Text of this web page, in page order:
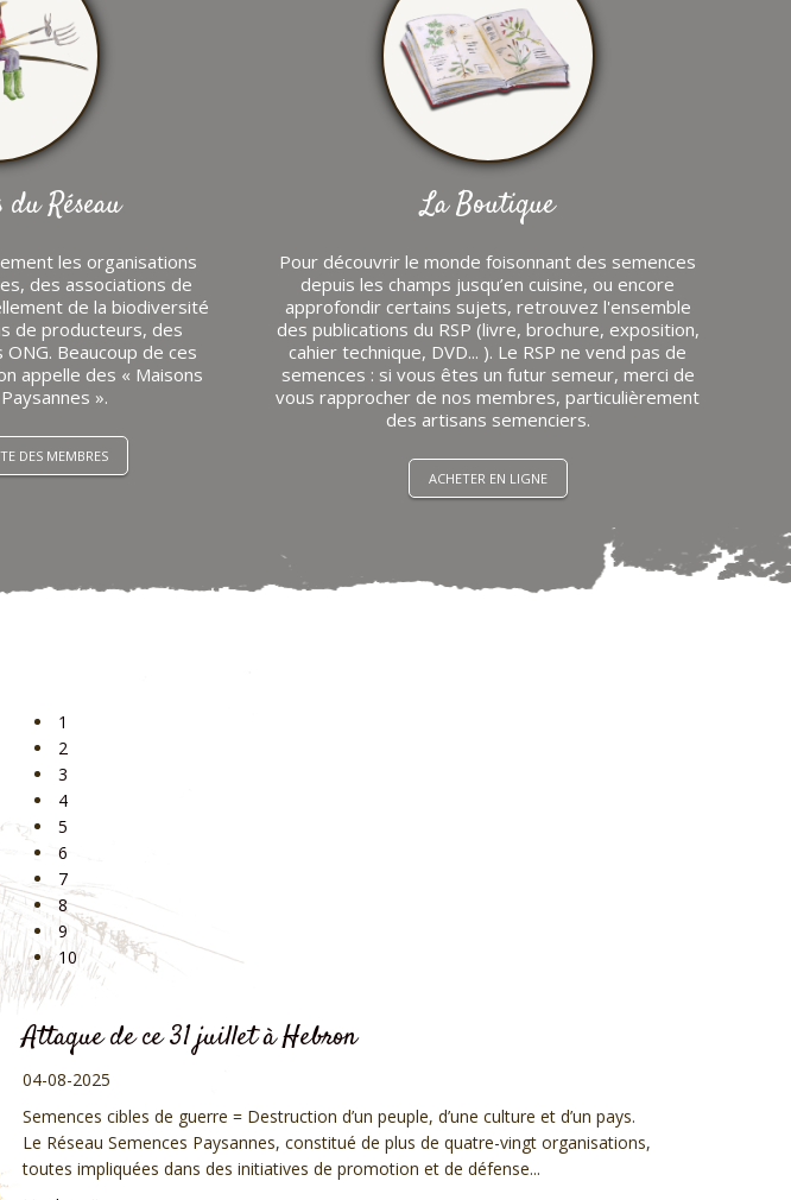
du Réseau
les organisations
des associations de
de la biodiversité
de producteurs, des
Beaucoup de ces
appelle des « Maisons
».
DES MEMBRES
La Boutique
Pour découvrir le monde foisonnant des semences
depuis les champs jusqu’en cuisine, ou encore
approfondir certains sujets, retrouvez l'ensemble
des publications du RSP (livre, brochure, exposition,
cahier technique, DVD... ). Le RSP ne vend pas de
semences : si vous êtes un futur semeur, merci de
vous rapprocher de nos membres, particulièrement
des artisans semenciers.
ACHETER EN LIGNE
1
2
3
4
5
6
7
8
9
10
Attaque de ce 31 juillet à Hebron
04-08-2025
Semences cibles de guerre = Destruction d’un peuple, d’une culture et d’un pays.
Le Réseau Semences Paysannes, constitué de plus de quatre-vingt organisations,
toutes impliquées dans des initiatives de promotion et de défense...